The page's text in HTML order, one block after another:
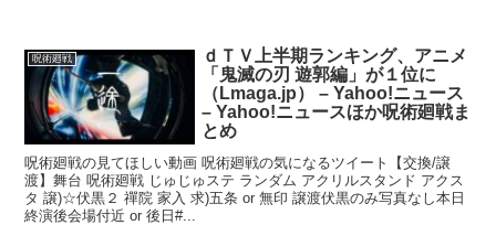
呪術廻戦
ｄＴＶ上半期ランキング、アニメ
「鬼滅の刃 遊郭編」が１位に
（Lmaga.jp） – Yahoo!ニュース
– Yahoo!ニュースほか呪術廻戦ま
とめ
呪術廻戦の見てほしい動画 呪術廻戦の気になるツイート【交換/譲
渡】舞台 呪術廻戦 じゅじゅステ ランダム アクリルスタンド アクス
タ 譲)☆伏黒２ 禪院 家入 求)五条 or 無印 譲渡伏黒のみ写真なし本日
終演後会場付近 or 後日#...